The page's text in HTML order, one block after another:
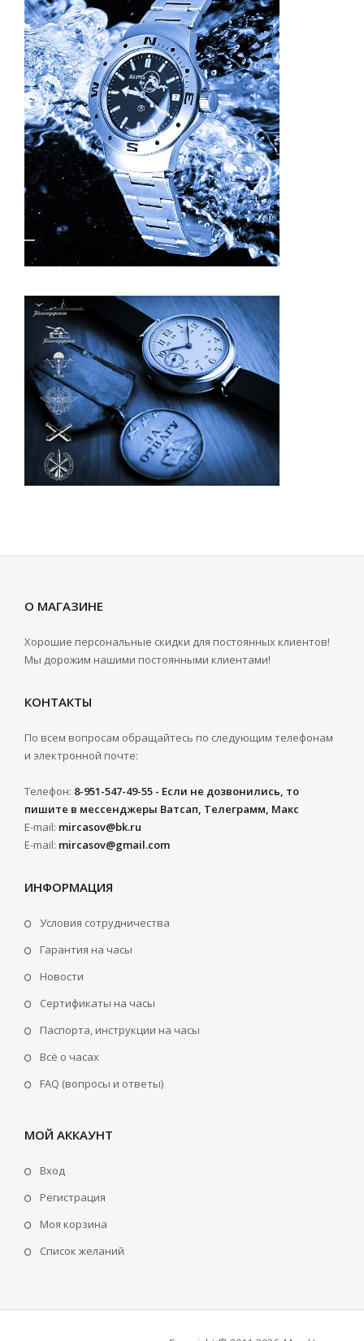
О МАГАЗИНЕ
Хорошие персональные скидки для постоянных клиентов!
Мы дорожим нашими постоянными клиентами!
КОНТАКТЫ
По всем вопросам обращайтесь по следующим телефонам
и электронной почте:
Телефон: 8-951-547-49-55 - Если не дозвонились, то
пишите в мессенджеры Ватсап, Телеграмм, Макс
E-mail: mircasov@bk.ru
E-mail: mircasov@gmail.com
ИНФОРМАЦИЯ
Условия сотрудничества
Гарантия на часы
Новости
Сертификаты на часы
Паспорта, инструкции на часы
Всё о часах
FAQ (вопросы и ответы)
МОЙ АККАУНТ
Вход
Регистрация
Моя корзина
Cписок желаний